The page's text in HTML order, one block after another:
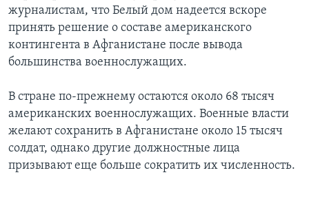
журналистам, что Белый дом надеется вскоре
принять решение о составе американского
контингента в Афганистане после вывода
большинства военнослужащих.
В стране по-прежнему остаются около 68 тысяч
американских военнослужащих. Военные власти
желают сохранить в Афганистане около 15 тысяч
солдат, однако другие должностные лица
призывают еще больше сократить их численность.